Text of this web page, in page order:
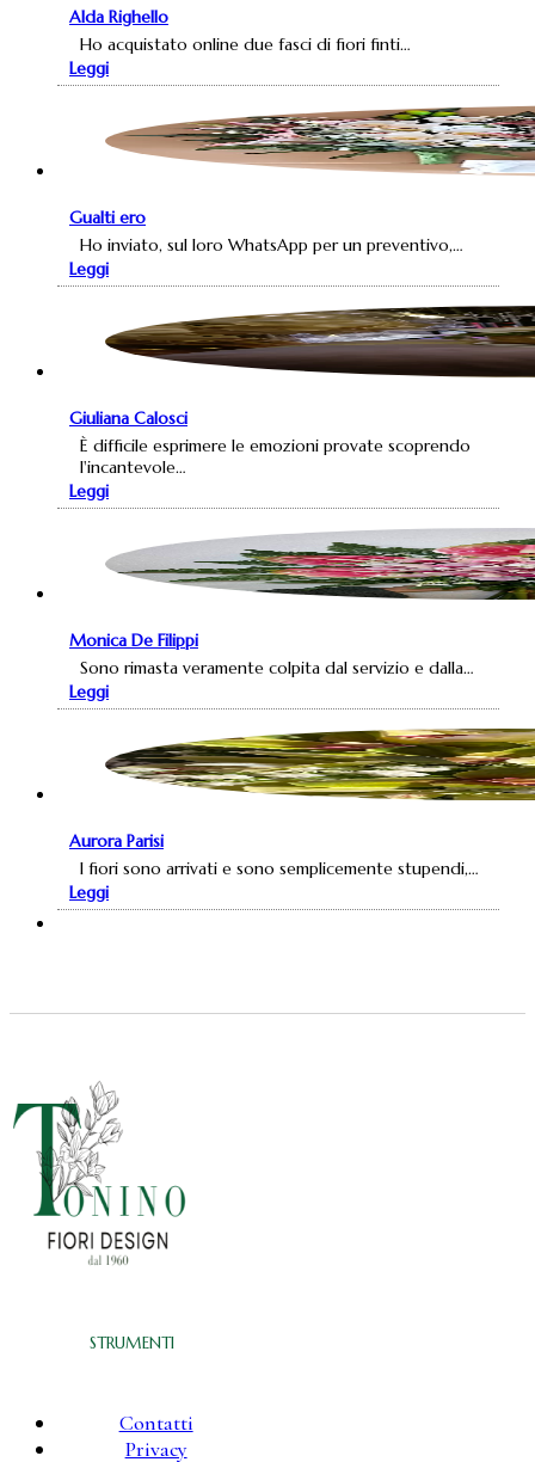
Alda Righello
Ho acquistato online due fasci di fiori finti…
Leggi
Gualti ero
Ho inviato, sul loro WhatsApp per un preventivo,…
Leggi
Giuliana Calosci
È difficile esprimere le emozioni provate scoprendo
l'incantevole…
Leggi
Monica De Filippi
Sono rimasta veramente colpita dal servizio e dalla…
Leggi
Aurora Parisi
I fiori sono arrivati e sono semplicemente stupendi,…
Leggi
STRUMENTI
Contatti
Privacy